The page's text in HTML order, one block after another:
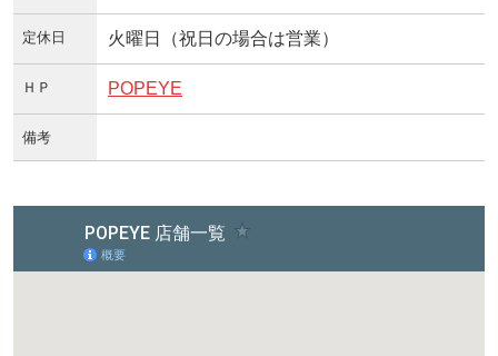
定休日 火曜日（祝日の場合は営業）
ＨＰ POPEYE
備考